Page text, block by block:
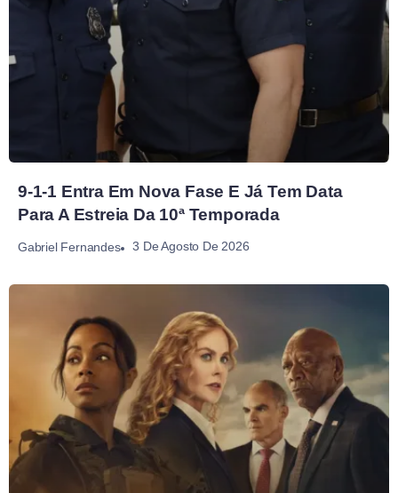
9-1-1 Entra Em Nova Fase E Já Tem Data
Para A Estreia Da 10ª Temporada
Gabriel Fernandes 3 De Agosto De 2026